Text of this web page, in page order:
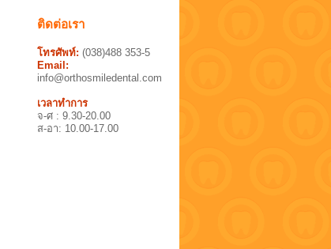
ติดต่อเรา
โทรศัพท์: (038)488 353-5
Email:
info@orthosmiledental.com
เวลาทำการ
จ-ศ : 9.30-20.00
ส-อา: 10.00-17.00